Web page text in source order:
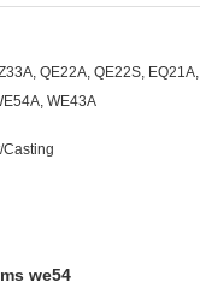
QE22A, QE22S, EQ21A,
WE43A
Casting
we54